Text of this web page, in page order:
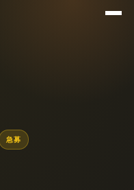
メニ
急募